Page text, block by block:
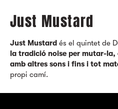
Just Mustard
Just Mustard és el quintet de
la tradició noise per mutar-
amb altres sons i fins i tot
propi camí.